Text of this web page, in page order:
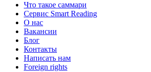
Что такое саммари
Сервис Smart Reading
О нас
Вакансии
Блог
Контакты
Написать нам
Foreign rights